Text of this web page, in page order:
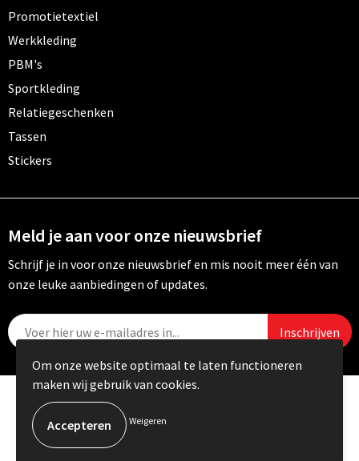
Promotietextiel
Werkkleding
PBM's
Sportkleding
Relatiegeschenken
Tassen
Stickers
Meld je aan voor onze nieuwsbrief
Schrijf je in voor onze nieuwsbrief en mis nooit meer één van
onze leuke aanbiedingen of updates.
© Copyright Carebo 2026
Om onze website optimaal te laten functioneren
maken wij gebruik van cookies.
Weigeren